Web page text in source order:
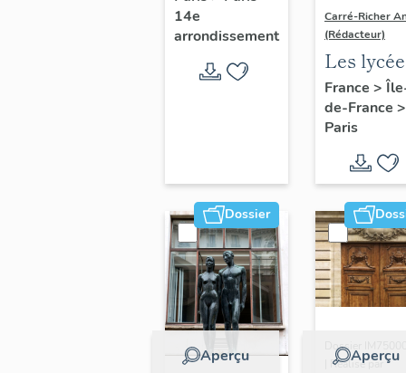
14e
arrondissement
Carré-Richer
(Rédacteur)
Les
Jean-
Dondel
Roger
Dhuit
France >
de-France >
Paris
Dossier
Aperçu Aperçu
Dossier
| Réalisé par